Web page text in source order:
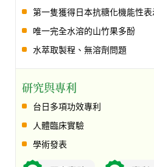
第一隻獲得日本抗糖化機能性
唯一完全水溶的山竹果多酚
水萃取製程、無溶劑問題
研究與專利
台日多項功效專利
人體臨床實驗
學術發表